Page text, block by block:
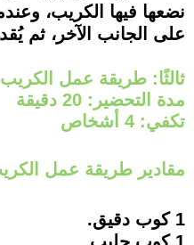
نضعها فيها الكريب،
على الجانب الآخر، ثم
ثالثًا: طريقة عمل الكريب
مدة التحضير: 20 دقيقة
تكفي: 4 أشخاص
مقادير طريقة عمل
1 كوب دقيق.